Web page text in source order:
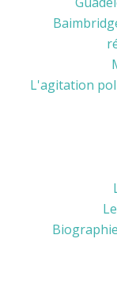
L'agitation